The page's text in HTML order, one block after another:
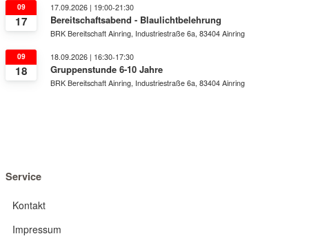
09
17
17.09.2026 | 19:00-21:30
Bereitschaftsabend - Blaulichtbelehrung
BRK Bereitschaft Ainring, Industriestraße 6a, 83404 Ainring
09
18
18.09.2026 | 16:30-17:30
Gruppenstunde 6-10 Jahre
BRK Bereitschaft Ainring, Industriestraße 6a, 83404 Ainring
Service
Kontakt
Impressum